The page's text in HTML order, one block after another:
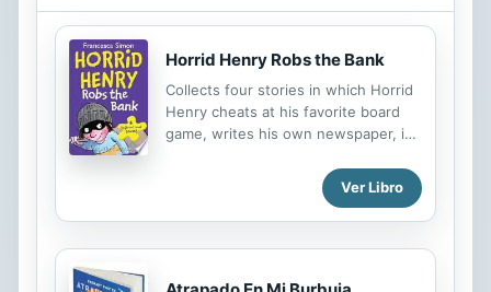
Horrid Henry Robs the Bank
Collects four stories in which Horrid
Henry cheats at his favorite board
game, writes his own newspaper, is
Margaret, and sabotages Perfect
Ver Libro